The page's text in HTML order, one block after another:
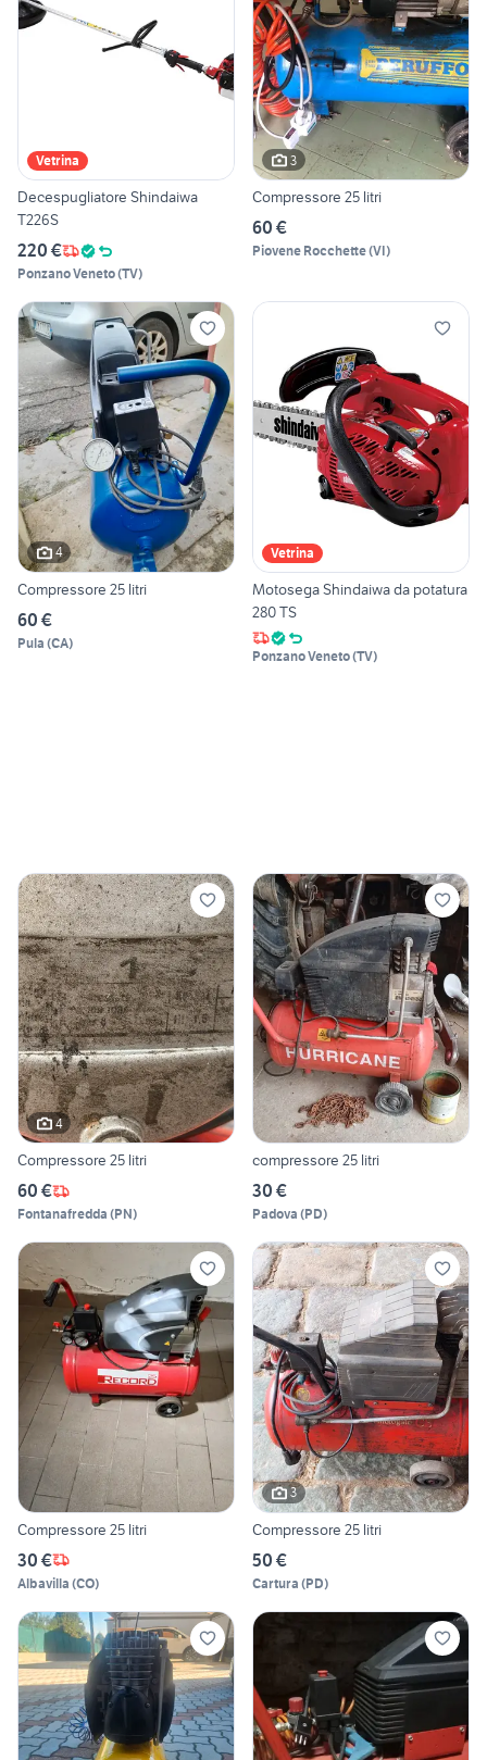
Vetrina
Decespugliatore Shindaiwa
T226S
220 €
Ponzano Veneto(TV)
3
Compressore 25 litri
60 €
Piovene Rocchette(VI)
4
Compressore 25 litri
60 €
Pula (CA)
Vetrina
Motosega Shindaiwa da potatura
280 TS
Ponzano Veneto(TV)
4
Compressore 25 litri
60 €
Fontanafredda (PN)
compressore 25 litri
30 €
Padova (PD)
Compressore 25 litri
30 €
Albavilla (CO)
3
Compressore 25 litri
50 €
Cartura (PD)